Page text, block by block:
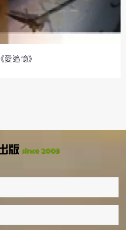
《愛追憶》